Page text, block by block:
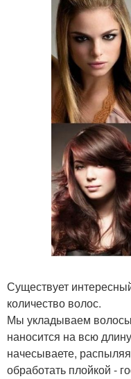
Существует
количество волос.
Мы укладываем
наносится на всю
начесываете,
обработать плойкой -